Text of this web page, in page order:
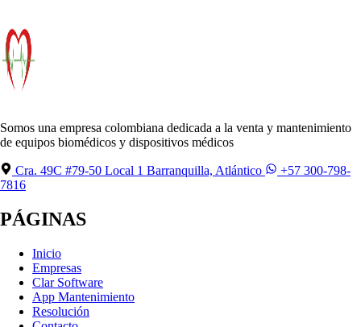
Somos una empresa colombiana dedicada a la venta y mantenimiento
de equipos biomédicos y dispositivos médicos
Cra. 49C #79-50 Local 1 Barranquilla, Atlántico
+57 300-798-
7816
PÁGINAS
Inicio
Empresas
Clar Software
App Mantenimiento
Resolución